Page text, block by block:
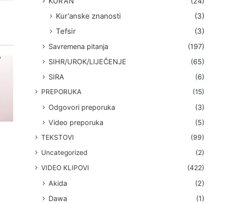
Kur'anske znanosti
(3)
Tefsir
(3)
Savremena pitanja
(197)
SIHR/UROK/LIJEČENJE
(65)
SIRA
(6)
PREPORUKA (15)
Odgovori preporuka
(3)
Video preporuka
(5)
TEKSTOVI
(99)
Uncategorized
(2)
VIDEO KLIPOVI
(422)
Akida
(2)
Dawa
(1)